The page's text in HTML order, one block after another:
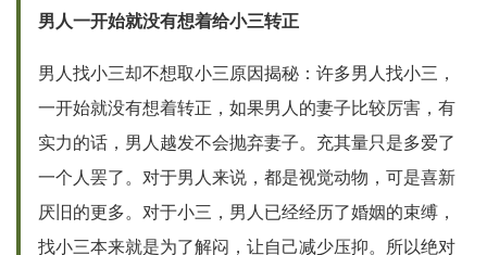
男人一开始就没有想着给小三转正
男人找小三却不想取小三原因揭秘：许多男人找小三，
一开始就没有想着转正，如果男人的妻子比较厉害，有
实力的话，男人越发不会抛弃妻子。充其量只是多爱了
一个人罢了。对于男人来说，都是视觉动物，可是喜新
厌旧的更多。对于小三，男人已经经历了婚姻的束缚，
找小三本来就是为了解闷，让自己减少压抑。所以绝对